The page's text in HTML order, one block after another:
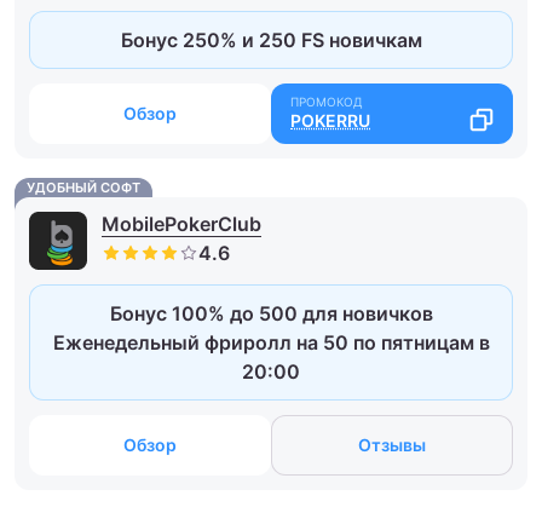
Бонус 250% и 250 FS новичкам
Обзор POKERRU
УДОБНЫЙ СОФТ
MobilePokerClub
Бонус 100% до 500 для новичков
Еженедельный фриролл на 50 по пятницам в
20:00
Обзор Отзывы